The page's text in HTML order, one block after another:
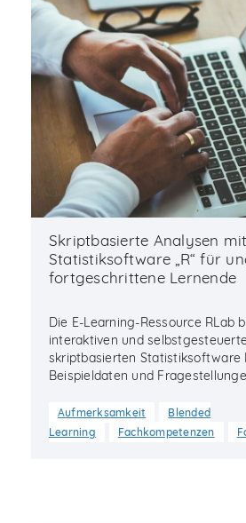
Skriptbasierte Analysen
Statistiksoftware „R“ für
fortgeschrittene Lernende
Die E-Learning-Ressource RLab
interaktiven und
skriptbasierten Statistiksoftware
Beispieldaten und
Aufmerksamkeit
Blended
Learning
Fachkompetenzen